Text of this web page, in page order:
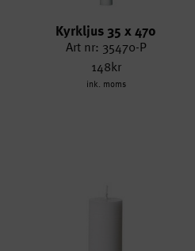
Kyrkljus 35 x 470
Art nr: 35470-P
148kr
ink. moms